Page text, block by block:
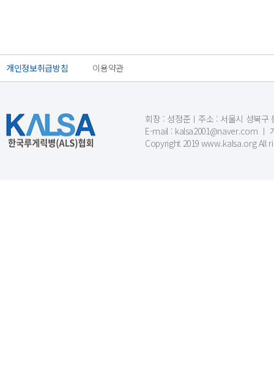
개인정보취급방침 이용약관
회장 : 성정준ㅣ주소 : 서울시 성북구
E-mail : kalsa2001@naver.com ㅣ
Copyright 2019 www.kalsa.org All